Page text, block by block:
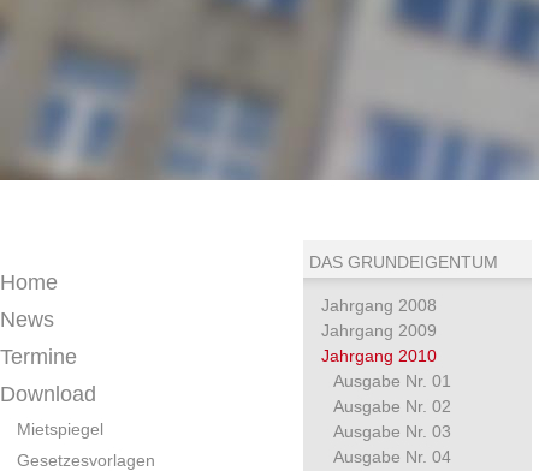
Home
News
Termine
Download
Mietspiegel
Gesetzesvorlagen
DAS GRUNDEIGENTUM
Jahrgang 2008
Jahrgang 2009
Jahrgang 2010
Ausgabe Nr. 01
Ausgabe Nr. 02
Ausgabe Nr. 03
Ausgabe Nr. 04